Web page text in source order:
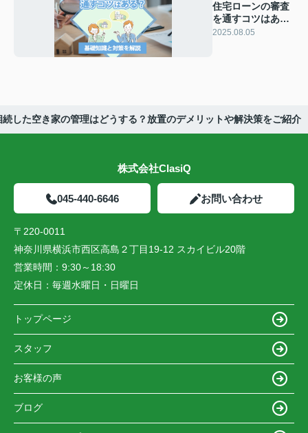
住宅ローンの審査
を通すコツはあ
る？基礎知識と対
2025.08.05
続した空き家の管理はどうする？放置のデメリットや解決策をご紹介
株式会社ClasiQ
045-440-6646 お問い合わせ
〒220-0011
神奈川県横浜市西区高島２丁目19-12 スカイビル20階
営業時間： 9:30～18:30
定休日： 毎週水曜日・日曜日
トップページ
スタッフ
お客様の声
ブログ